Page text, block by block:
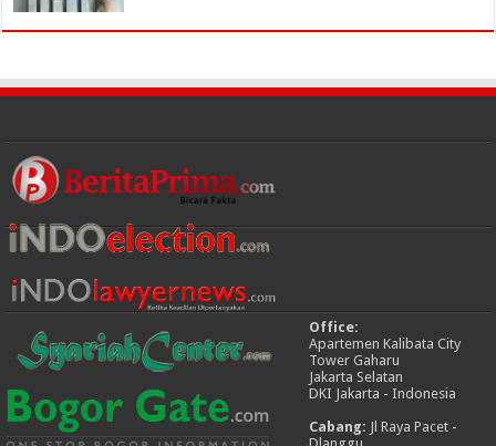
Office:
Apartemen Kalibata City
Tower Gaharu
Jakarta Selatan
DKI Jakarta - Indonesia
Cabang: Jl Raya Pacet -